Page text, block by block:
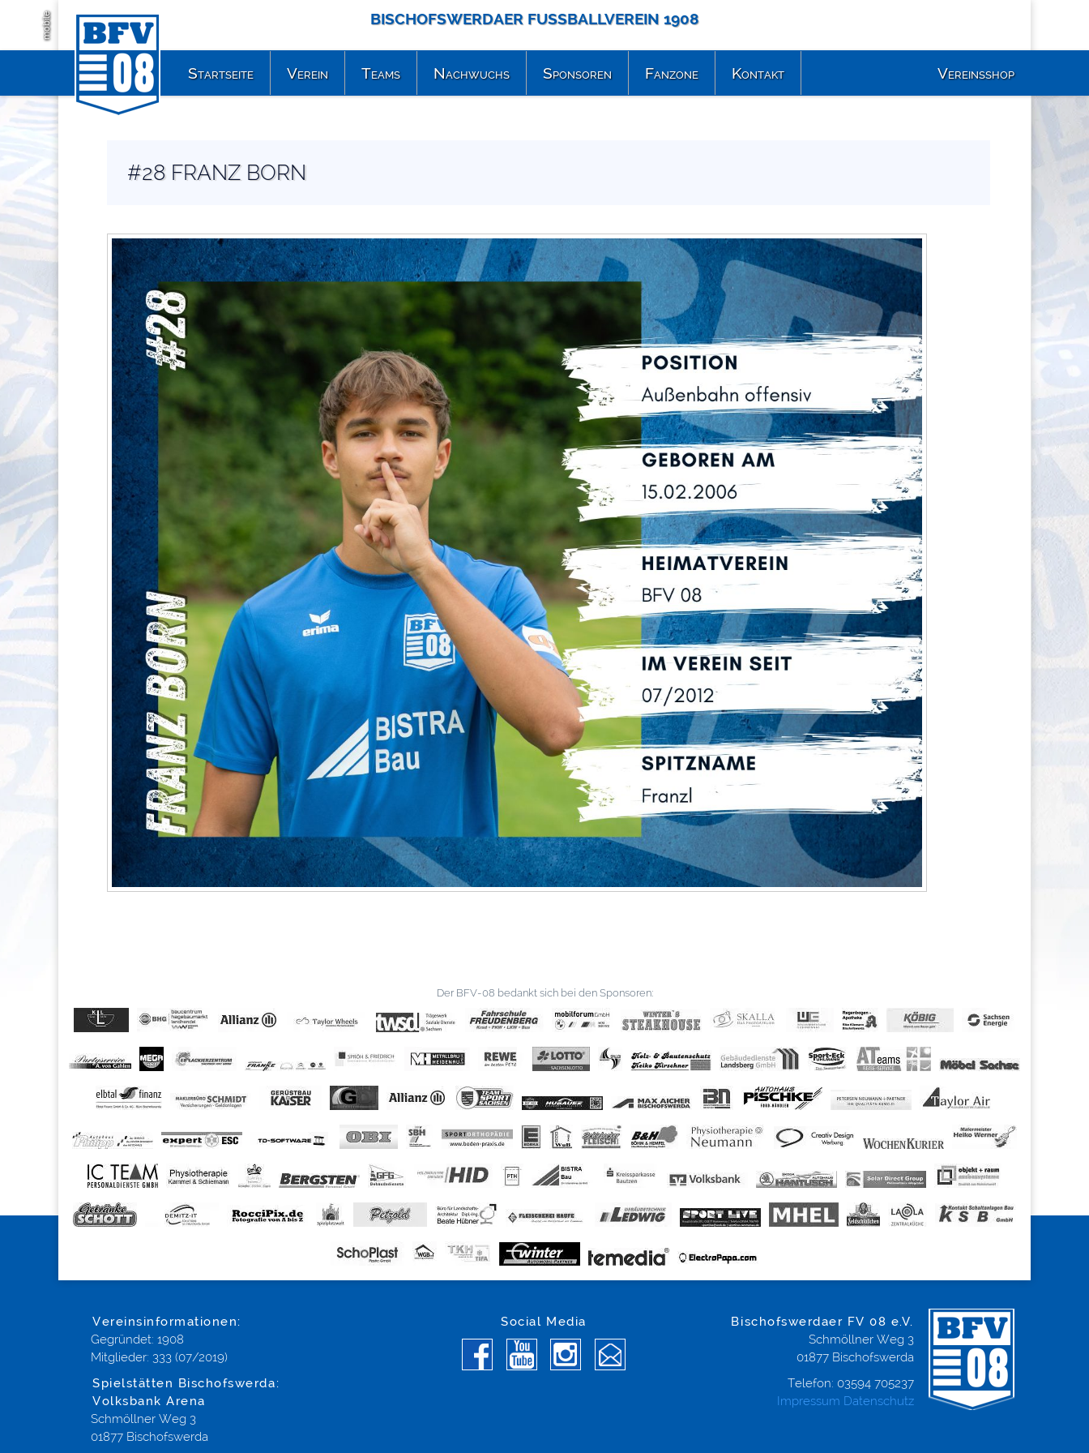
BISCHOFSWERDAER FUSSBALLVEREIN 1908
mobile
#28 FRANZ BORN
Der BFV-08 bedankt sich bei den Sponsoren:
Vereinsinformationen:
Gegründet: 1908
Mitglieder: 333 (07/2019)
Spielstätten Bischofswerda:
Volksbank Arena
Schmöllner Weg 3
01877 Bischofswerda
Social Media
Bischofswerdaer FV 08 e.V.
Schmöllner Weg 3
01877 Bischofswerda
Telefon: 03594 705237
Impressum Datenschutz
Startseite Verein Teams Nachwuchs Sponsoren Fanzone Kontakt Vereinsshop